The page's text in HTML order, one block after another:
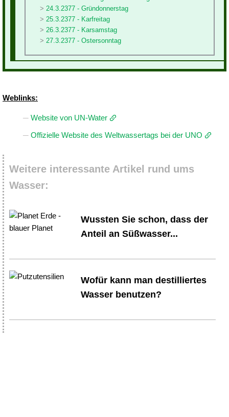
24.3.2377 - Gründonnerstag
25.3.2377 - Karfreitag
26.3.2377 - Karsamstag
27.3.2377 - Ostersonntag
Weblinks:
Website von UN-Water
Offizielle Website des Weltwassertags bei der UNO
Weitere interessante Artikel rund ums
Wasser:
Wussten Sie schon, dass der
Anteil an Süßwasser...
Wofür kann man destilliertes
Wasser benutzen?